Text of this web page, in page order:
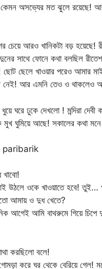
কেমন অসভ্যের মত ঝুলে
আরও খানিকটা বড় হয়েছে!
সাথে ফোনে কথা বলছিল
ছোট ছেলে খাওয়ার পরেও আমার
নেই! আর এমনি তেও ও থাকলেও
ঘরে ঢুকে দেখলো ! মন্দিরা
মুখ ঘুমিয়ে আছে! সকালের কথা
paribarik
উঠলে ওকে খাওয়াতে হবে! তুই…
আমায় ও দুধ খেতে?
আগেই আমি বাথরুমে গিয়ে চিপে
করছিলো বলে!
করে ঘর থেকে বেরিয়ে গেল!